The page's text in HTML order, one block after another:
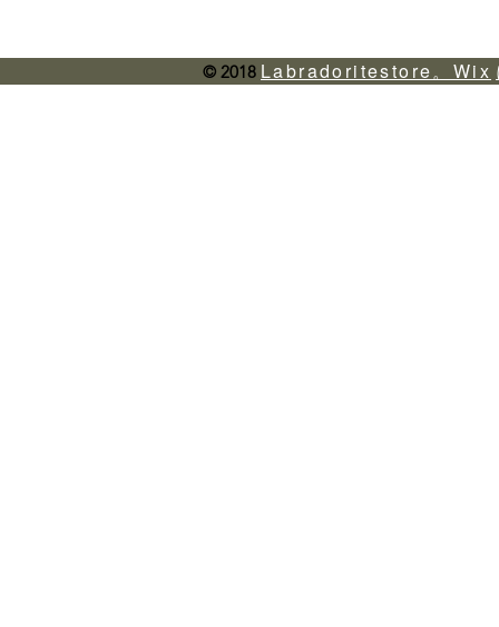
© 2018 Labradoritestore。Wix